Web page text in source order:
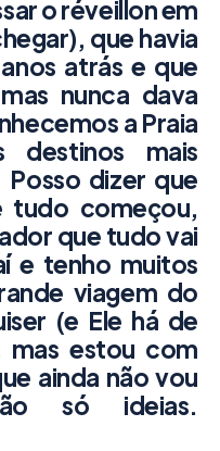
o réveillon em
que havia
atrás e que
nunca dava
a Praia
mais
Posso dizer que
tudo começou,
que tudo vai
e tenho muitos
viagem do
(e Ele há de
mas estou com
ainda não vou
só ideias.